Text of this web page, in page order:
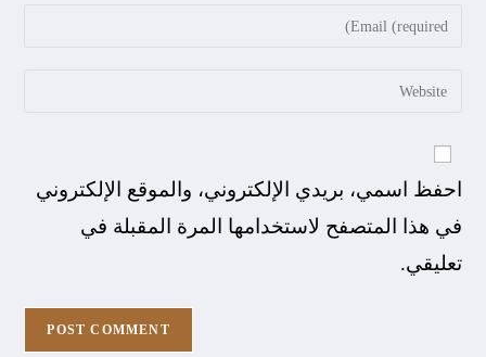
احفظ اسمي، بريدي الإلكتروني، والموقع الإلكتروني
في هذا المتصفح لاستخدامها المرة المقبلة في
تعليقي.